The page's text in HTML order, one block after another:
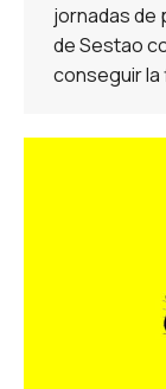
jornadas de
de Sestao
conseguir la